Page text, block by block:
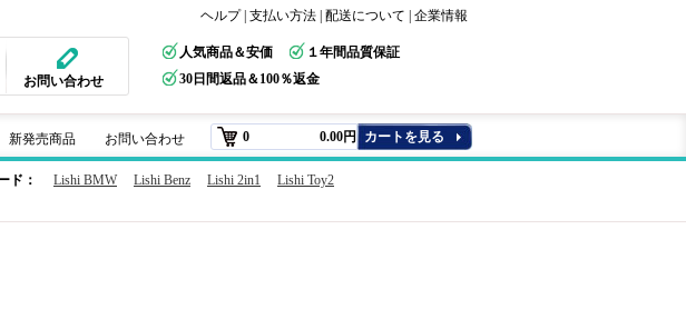
ヘルプ 支払い方法 配送について 企業情報
お問い合わせ
人気商品＆安価
１年間品質保証
30日間返品＆100％返金
新発売商品 お問い合わせ 0 0.00円 カートを見る
ド： Lishi BMW Lishi Benz Lishi 2in1 Lishi Toy2